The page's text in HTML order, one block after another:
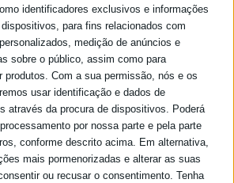
identificadores exclusivos e informações
para fins relacionados com
medição de anúncios e
sobre o público, assim como para
produtos. Com a sua permissão, nós e os
usar identificação e dados de
através da procura de dispositivos. Poderá
por nossa parte e pela parte
conforme descrito acima. Em alternativa,
mais pormenorizadas e alterar as suas
ou recusar o consentimento. Tenha